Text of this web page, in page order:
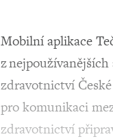
Mobilní aplikace
z
zdravotnictví
pro komunikaci
zdravotnictví